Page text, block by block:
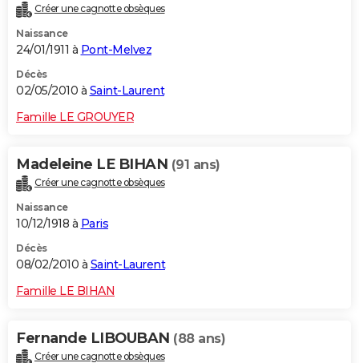
Créer une cagnotte obsèques
Naissance
24/01/1911 à Pont-Melvez
Décès
02/05/2010 à Saint-Laurent
Famille LE GROUYER
Madeleine LE BIHAN (91 ans)
Créer une cagnotte obsèques
Naissance
10/12/1918 à Paris
Décès
08/02/2010 à Saint-Laurent
Famille LE BIHAN
Fernande LIBOUBAN (88 ans)
Créer une cagnotte obsèques